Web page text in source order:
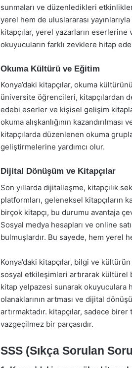
sunmaları ve düzenledikleri
yerel hem de uluslararası
kitapçılar, yerel yazarların
okuyucuların farklı zevklere hitap
Okuma Kültürü ve Eğitim
Konya’daki kitapçılar, okuma
üniversite öğrencileri, kitapçılardan
edebi eserler ve kişisel gelişim
okuma alışkanlığının
kitapçılarda düzenlenen okuma
geliştirmelerine yardımcı olur.
Dijital Dönüşüm ve Kitapçılar
Son yıllarda dijitalleşme, kitapçılık
platformları, geleneksel kitapçıların
birçok kitapçı, bu durumu avantaja
Sosyal medya hesapları ve online
bulmuşlardır. Bu sayede, hem yerel
Konya’daki kitapçılar, bilgi ve
sosyal etkileşimleri artırarak
kitap yelpazesi sunarak okuyuculara
olanaklarının artması ve dijital
artırmaktadır. kitapçılar, sadece
vazgeçilmez bir parçasıdır.
SSS (Sıkça Sorulan